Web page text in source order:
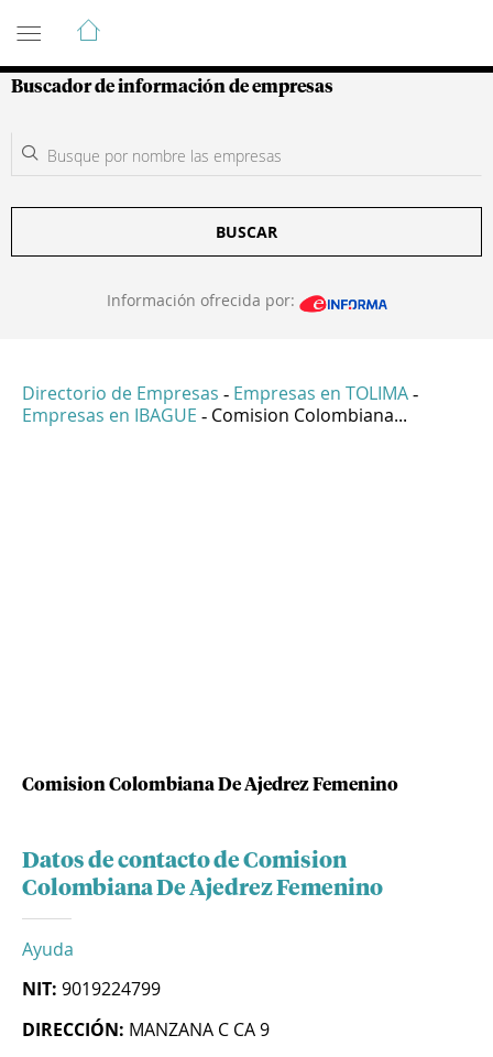
Guía de Empresas Colombianas
Buscador de información de empresas
BUSCAR
Información ofrecida por:
Directorio de Empresas - Empresas en TOLIMA -
Empresas en IBAGUE - Comision Colombiana...
Comision Colombiana De Ajedrez Femenino
Datos de contacto de Comision
Colombiana De Ajedrez Femenino
Ayuda
NIT: 9019224799
DIRECCIÓN: MANZANA C CA 9